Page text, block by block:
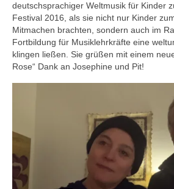
deutschsprachiger Weltmusik für Kinder
Festival 2016, als sie nicht nur Kinder
Mitmachen brachten, sondern auch im
Fortbildung für Musiklehrkräfte eine
klingen ließen. Sie grüßen mit einem
Rose“ Dank an Josephine und Pit!